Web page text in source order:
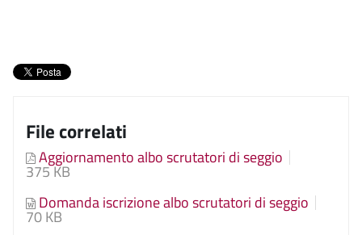
File correlati
Aggiornamento albo scrutatori di seggio
375 KB
Domanda iscrizione albo scrutatori di seggio
70 KB